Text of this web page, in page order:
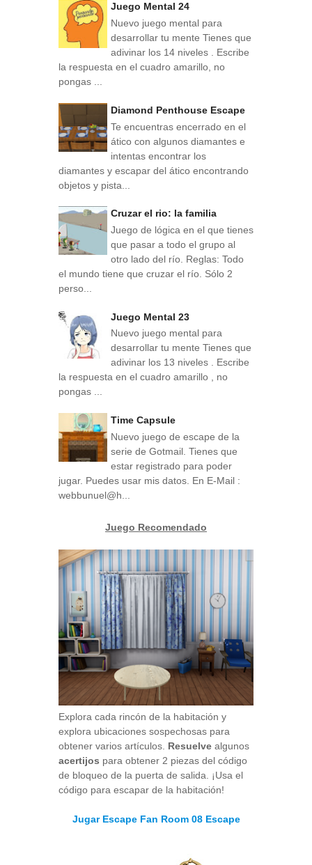
Juego Mental 24
Nuevo juego mental para
desarrollar tu mente Tienes que
adivinar los 14 niveles . Escribe
la respuesta en el cuadro amarillo, no
pongas ...
Diamond Penthouse Escape
Te encuentras encerrado en el
ático con algunos diamantes e
intentas encontrar los
diamantes y escapar del ático encontrando
objetos y pista...
Cruzar el rio: la familia
Juego de lógica en el que tienes
que pasar a todo el grupo al
otro lado del río. Reglas: Todo
el mundo tiene que cruzar el río. Sólo 2
perso...
Juego Mental 23
Nuevo juego mental para
desarrollar tu mente Tienes que
adivinar los 13 niveles . Escribe
la respuesta en el cuadro amarillo , no
pongas ...
Time Capsule
Nuevo juego de escape de la
serie de Gotmail. Tienes que
estar registrado para poder
jugar. Puedes usar mis datos. En E-Mail :
webbunuel@h...
Juego Recomendado
Explora cada rincón de la habitación y
explora ubicaciones sospechosas para
obtener varios artículos. Resuelve algunos
acertijos para obtener 2 piezas del código
de bloqueo de la puerta de salida. ¡Usa el
código para escapar de la habitación!
Jugar Escape Fan Room 08 Escape